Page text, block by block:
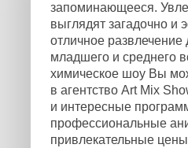
запоминающееся.
выглядят загадочно и
отличное развлечение
младшего и среднего
химическое шоу Вы
в агентство Art Mix
и интересные
профессиональные
привлекательные